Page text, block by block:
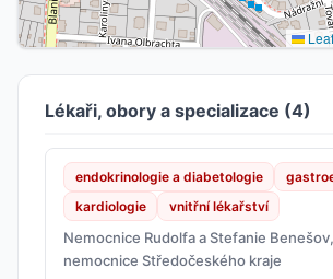
Lékaři, obory a specializace (4)
endokrinologie a diabetologie
kardiologie
vnitřní lékařství
Nemocnice Rudolfa a Stefanie
nemocnice Středočeského kraje